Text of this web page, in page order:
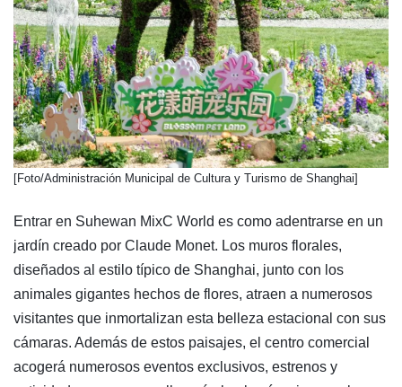
​[Foto/Administración Municipal de Cultura y Turismo de Shanghai]
Entrar en Suhewan MixC World es como adentrarse en un
jardín creado por Claude Monet. Los muros florales,
diseñados al estilo típico de Shanghai, junto con los
animales gigantes hechos de flores, atraen a numerosos
visitantes que inmortalizan esta belleza estacional con sus
cámaras. Además de estos paisajes, el centro comercial
acogerá numerosos eventos exclusivos, estrenos y